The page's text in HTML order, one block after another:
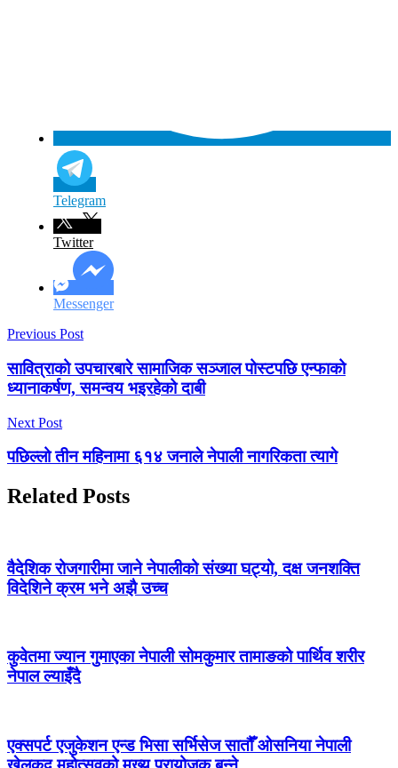
Telegram
Twitter
Messenger
Previous Post
सावित्राको उपचारबारे सामाजिक सञ्जाल पोस्टपछि एन्फाको
ध्यानाकर्षण, समन्वय भइरहेको दाबी
Next Post
पछिल्लो तीन महिनामा ६१४ जनाले नेपाली नागरिकता त्यागे
Related Posts
वैदेशिक रोजगारीमा जाने नेपालीको संख्या घट्यो, दक्ष जनशक्ति
विदेशिने क्रम भने अझै उच्च
कुवेतमा ज्यान गुमाएका नेपाली सोमकुमार तामाङको पार्थिव शरीर
नेपाल ल्याइँदै
एक्सपर्ट एजुकेशन एन्ड भिसा सर्भिसेज सातौँ ओसनिया नेपाली